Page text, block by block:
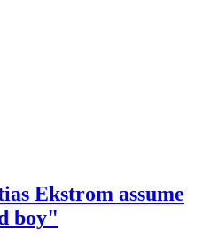
Ekstrom assume
boy"